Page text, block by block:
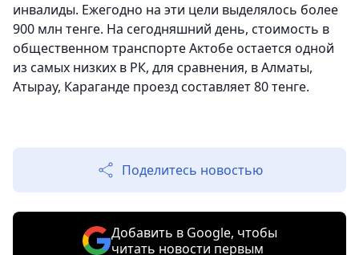
инвалиды. Ежегодно на эти цели выделялось более
900 млн тенге. На сегодняшний день, стоимость в
общественном транспорте Актобе остается одной
из самых низких в РК, для сравнения, в Алматы,
Атырау, Караганде проезд составляет 80 тенге.
Поделитесь новостью
Добавить в Google, чтобы
читать новости первым